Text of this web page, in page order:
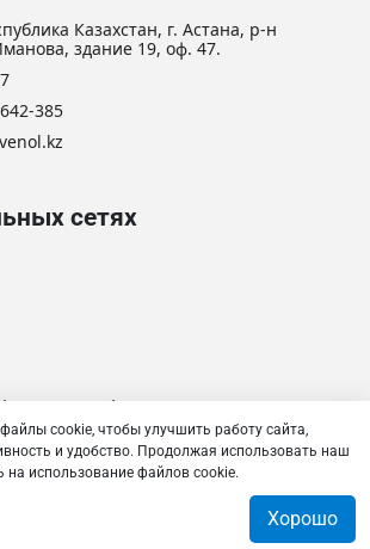
Казахстан, г. Астана, р-н
здание 19, оф. 47.
385
сетях
дистрибьютора RAVENOL
ответственностью «Плаза
cookie, чтобы улучшить работу сайта,
и удобство. Продолжая использовать наш
на использование файлов cookie.
Хорошо